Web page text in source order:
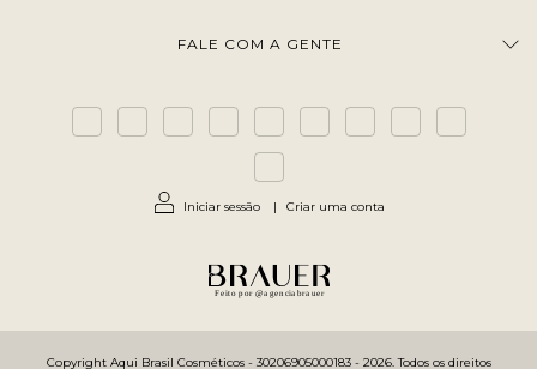
FALE COM A GENTE
Iniciar sessão | Criar uma conta
Feito por @agenciabrauer
Copyright Aqui Brasil Cosméticos - 30206905000183 - 2026. Todos os direitos